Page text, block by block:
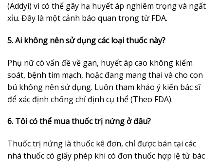
(Addyi) vì có thể gây hạ huyết áp nghiêm trọng và ngất
xỉu. Đây là một cảnh báo quan trọng từ FDA.
5. Ai không nên sử dụng các loại thuốc này?
Phụ nữ có vấn đề về gan, huyết áp cao không kiểm
soát, bệnh tim mạch, hoặc đang mang thai và cho con
bú không nên sử dụng. Luôn tham khảo ý kiến bác sĩ
để xác định chống chỉ định cụ thể (Theo FDA).
6. Tôi có thể mua thuốc trị nứng ở đâu?
Thuốc trị nứng là thuốc kê đơn, chỉ được bán tại các
nhà thuốc có giấy phép khi có đơn thuốc hợp lệ từ bác